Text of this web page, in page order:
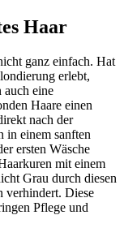
Haar
ganz einfach. Hat
erlebt,
auch eine
Haare einen
nach der
in einem sanften
ersten Wäsche
mit einem
Grau durch diesen
verhindert. Diese
Pflege und